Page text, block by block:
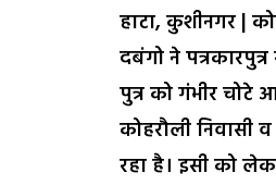
हाटा, कुशीनगर |
दबंगो ने
पुत्र को गंभीर चोटे
कोहरौली
रहा है। इसी को